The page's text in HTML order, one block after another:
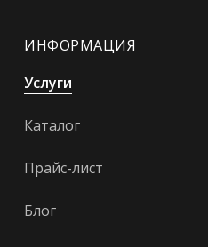
ИНФОРМАЦИЯ
Услуги
Каталог
Прайс-лист
Блог